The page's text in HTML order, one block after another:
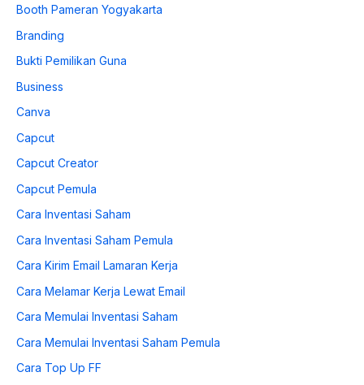
Booth Pameran Yogyakarta
Branding
Bukti Pemilikan Guna
Business
Canva
Capcut
Capcut Creator
Capcut Pemula
Cara Inventasi Saham
Cara Inventasi Saham Pemula
Cara Kirim Email Lamaran Kerja
Cara Melamar Kerja Lewat Email
Cara Memulai Inventasi Saham
Cara Memulai Inventasi Saham Pemula
Cara Top Up FF